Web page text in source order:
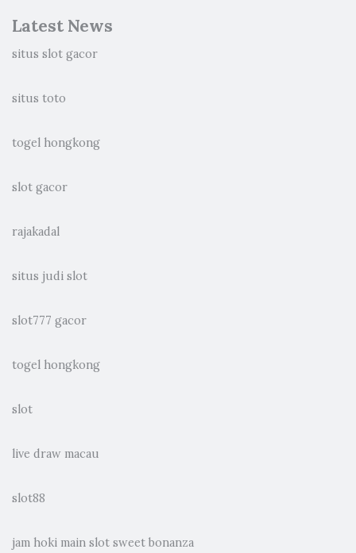
Latest News
situs slot gacor
situs toto
togel hongkong
slot gacor
rajakadal
situs judi slot
slot777 gacor
togel hongkong
slot
live draw macau
slot88
jam hoki main slot sweet bonanza